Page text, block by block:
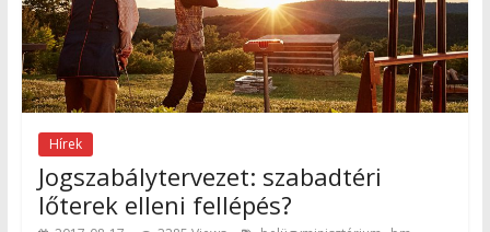
Hírek
Jogszabálytervezet: szabadtéri
lőterek elleni fellépés?